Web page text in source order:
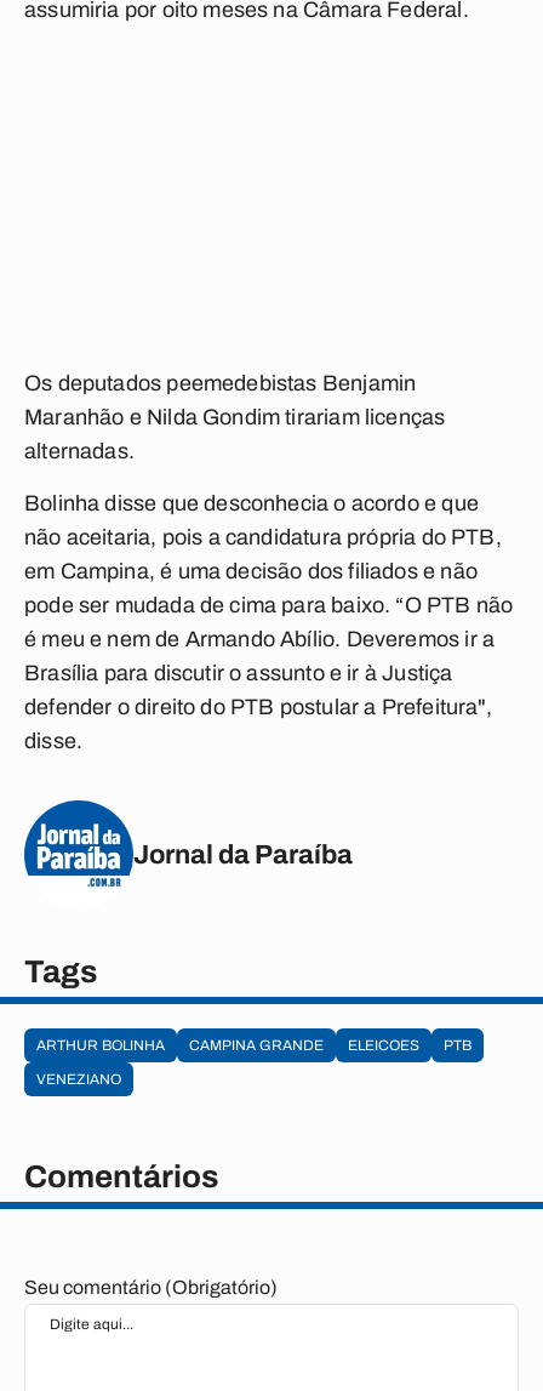
assumiria por oito meses na Câmara Federal.
Os deputados peemedebistas Benjamin
Maranhão e Nilda Gondim tirariam licenças
alternadas.
Bolinha disse que desconhecia o acordo e que
não aceitaria, pois a candidatura própria do PTB,
em Campina, é uma decisão dos filiados e não
pode ser mudada de cima para baixo. “O PTB não
é meu e nem de Armando Abílio. Deveremos ir a
Brasília para discutir o assunto e ir à Justiça
defender o direito do PTB postular a Prefeitura",
disse.
Jornal da Paraíba
Tags
ARTHUR BOLINHA CAMPINA GRANDE ELEICOES
PTB
VENEZIANO
Comentários
Seu comentário (Obrigatório)